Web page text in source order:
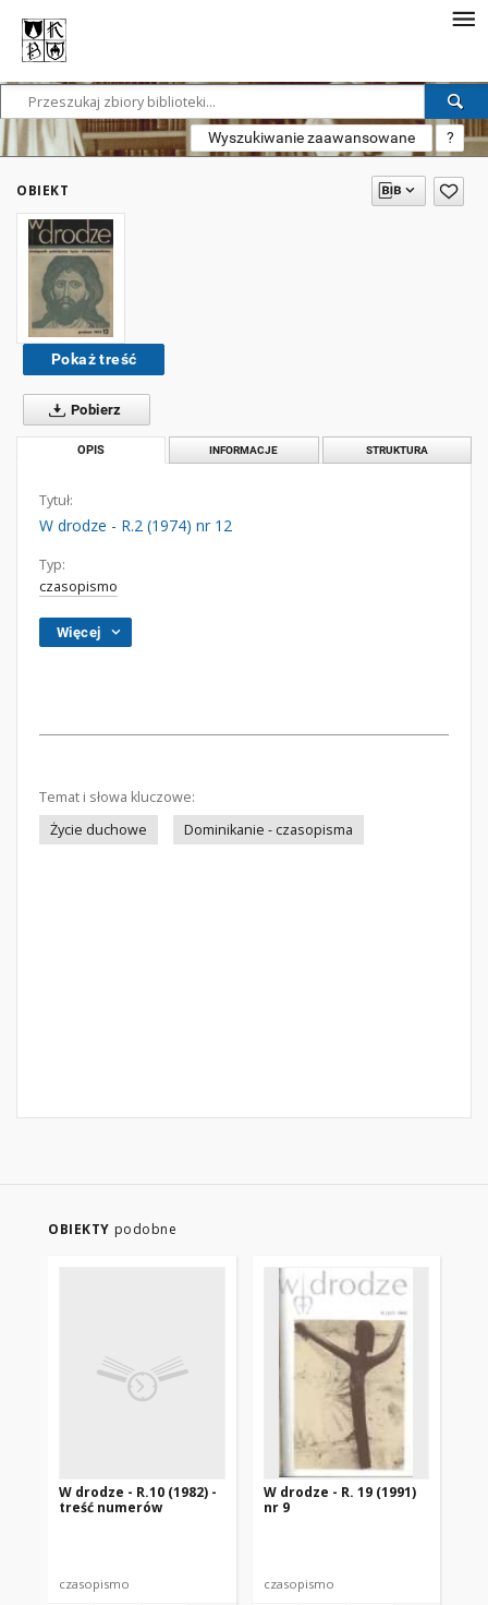
Wyszukiwanie zaawansowane ?
OBIEKT
Pokaż treść
Pobierz
OPIS INFORMACJE STRUKTURA
Tytuł:
W drodze - R.2 (1974) nr 12
Typ:
czasopismo
Więcej
Temat i słowa kluczowe:
Życie duchowe
Dominikanie - czasopisma
OBIEKTY podobne
W drodze - R.10 (1982) -
treść numerów
czasopismo
W drodze - R. 19 (1991)
nr 9
czasopismo